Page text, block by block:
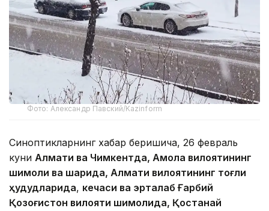
Фото: Александр Павский/Kazinform
Синоптикларнинг хабар беришича, 26 февраль
куни Алмати ва Чимкентда, Ақмола вилоятининг
шимоли ва шарқида, Алмати вилоятининг тоғли
ҳудудларида, кечаси ва эрталабҒарбий
Қозоғистон вилояти шимолида, Қостанай